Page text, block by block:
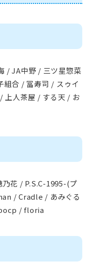
/ JA中野 / 三ツ星惣菜
組合 / 冨寿司 / スゥイ
上人茶屋 / する天 / お
花 / P.S.C-1995-(プ
/ Cradle / あみぐる
/ floria